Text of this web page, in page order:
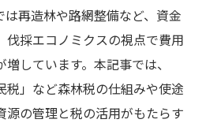
は再造林や路網整備など、資金
伐採エコノミクスの視点で費用
しています。本記事では、
税」など森林税の仕組みや使途
源の管理と税の活用がもたらす